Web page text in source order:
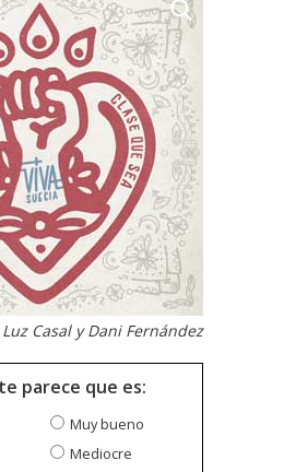
Casal y Dani Fernández
parece que es:
Muy bueno
Mediocre